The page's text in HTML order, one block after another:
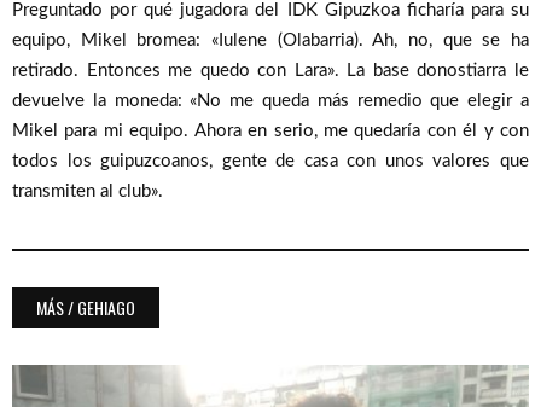
Preguntado por qué jugadora del IDK Gipuzkoa ficharía para su
equipo, Mikel bromea: «Iulene (Olabarria). Ah, no, que se ha
retirado. Entonces me quedo con Lara». La base donostiarra le
devuelve la moneda: «No me queda más remedio que elegir a
Mikel para mi equipo. Ahora en serio, me quedaría con él y con
todos los guipuzcoanos, gente de casa con unos valores que
transmiten al club».
MÁS / GEHIAGO